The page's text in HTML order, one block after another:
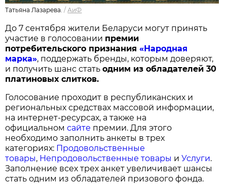
Татьяна Лазарева. /АиФ
До 7 сентября жители Беларуси могут принять
участие в голосовании премии
потребительского признания«Народная
марка», поддержать бренды, которым доверяют,
и получить шанс статьодним из обладателей 30
платиновых слитков.
Голосование проходит в республиканских и
региональных средствах массовой информации,
на интернет-ресурсах, а также на
официальномсайте премии. Для этого
необходимо заполнить анкеты в трех
категориях: Продовольственные
товары, Непродовольственные товары иУслуги.
Заполнение всех трех анкет увеличивает шансы
стать одним из обладателей призового фонда.